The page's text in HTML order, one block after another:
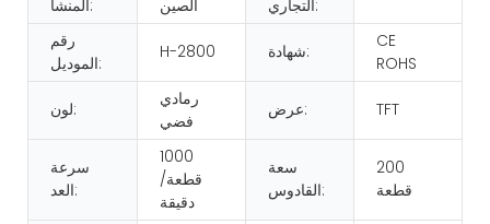
المنشأ:
الصين
التجاري:
رقم
الموديل:
H-2800 شهادة:
CE
ROHS
لون:
رمادي
فضي
عرض: TFT
سرعة
العد:
1000
قطعة/
دقيقة
سعة
القادوس:
200
قطعة